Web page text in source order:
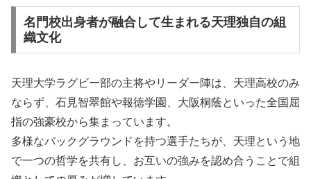
名門校出身者が融合して生まれる天理独自の組
織文化
天理大学ラグビー部の主将やリーダー陣は、天理高校のみ
ならず、石見智翠館や報徳学園、大阪桐蔭といった全国屈
指の強豪校から集まっています。
多様なバックグラウンドを持つ選手たちが、天理という地
で一つの哲学を共有し、お互いの強みを認め合うことで組